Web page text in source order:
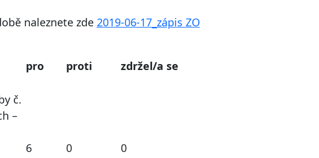
naleznete zde 2019-06-17_zápis ZO
pro proti zdržel/a se
č.
–
6 0 0